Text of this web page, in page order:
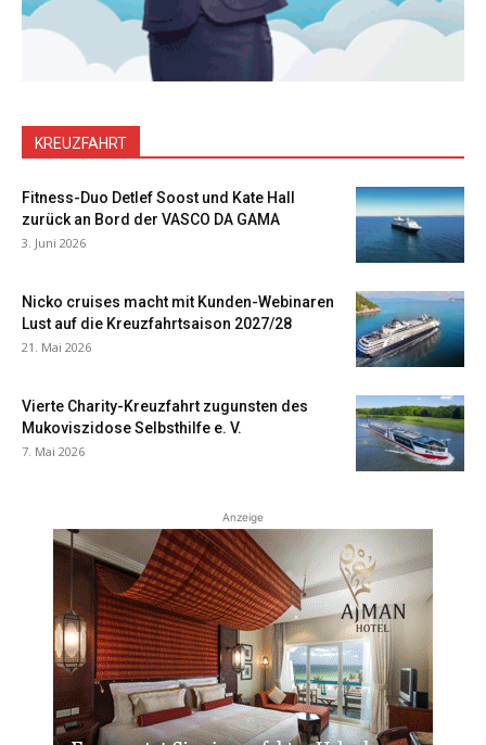
KREUZFAHRT
Fitness-Duo Detlef Soost und Kate Hall
zurück an Bord der VASCO DA GAMA
3. Juni 2026
Nicko cruises macht mit Kunden-Webinaren
Lust auf die Kreuzfahrtsaison 2027/28
21. Mai 2026
Vierte Charity-Kreuzfahrt zugunsten des
Mukoviszidose Selbsthilfe e. V.
7. Mai 2026
Anzeige